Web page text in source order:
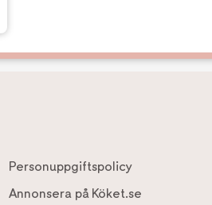
Personuppgiftspolicy
Annonsera på Köket.se